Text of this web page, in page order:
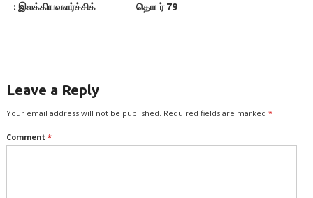
: இலக்கியவளர்ச்சிக்
தொடர் 79
Leave a Reply
Your email address will not be published. Required fields are marked *
Comment *